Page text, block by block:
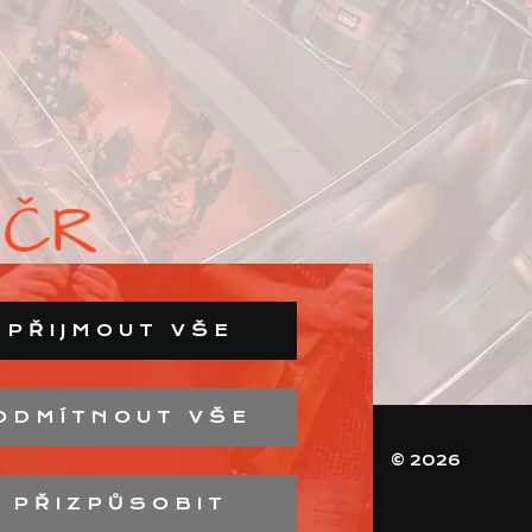
© 2026
PŘIJMOUT VŠE
VŠE
PŘIZPŮSOBIT